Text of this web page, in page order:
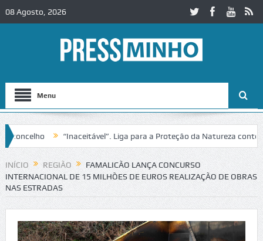
08 Agosto, 2026
Menu
“Inaceitável”. Liga para a Proteção da Natureza contesta
INÍCIO REGIÃO
FAMALICÃO LANÇA CONCURSO
INTERNACIONAL DE 15 MILHÕES DE EUROS REALIZAÇÃO DE OBRAS
NAS ESTRADAS